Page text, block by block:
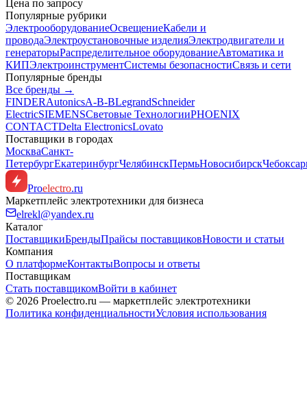
Цена по запросу
Популярные рубрики
ЭлектрооборудованиеОсвещениеКабели и
проводаЭлектроустановочные изделияЭлектродвигатели и
генераторыРаспределительное оборудованиеАвтоматика и
КИПЭлектроинструментСистемы безопасностиСвязь и сети
Популярные бренды
Все бренды →
FINDERAutonicsA-B-BLegrandSchneider
ElectricSIEMENSСветовые ТехнологииPHOENIX
CONTACTDelta ElectronicsLovato
Поставщики в городах
МоскваСанкт-
ПетербургЕкатеринбургЧелябинскПермьНовосибирск
Proelectro.ru
Маркетплейс электротехники для бизнеса
elrekl@yandex.ru
Каталог
ПоставщикиБрендыПрайсы поставщиковНовости и статьи
Компания
О платформеКонтактыВопросы и ответы
Поставщикам
Стать поставщикомВойти в кабинет
© 2026 Proelectro.ru — маркетплейс электротехники
Политика конфиденциальностиУсловия использования